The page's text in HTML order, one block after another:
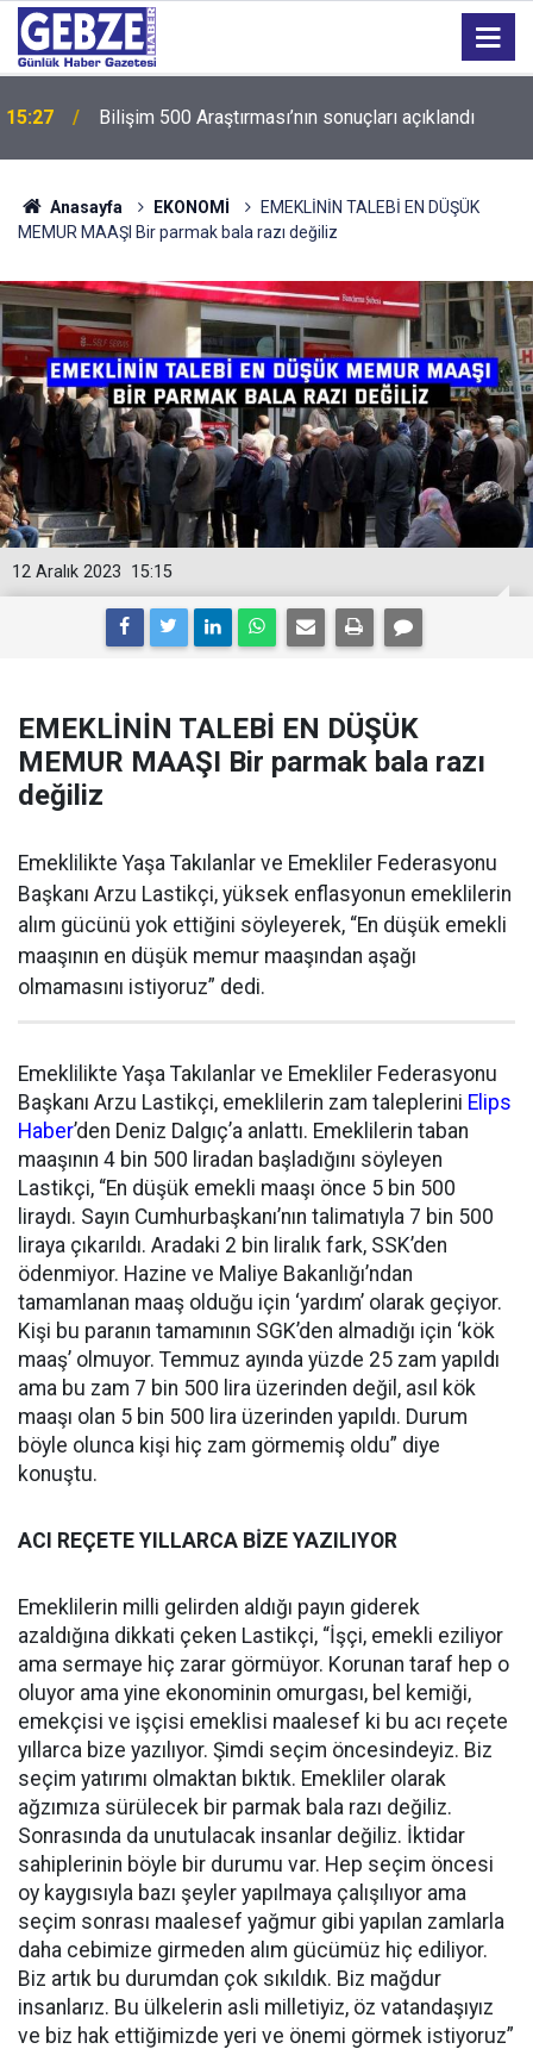
15:27 Bilişim 500 Araştırması’nın sonuçları açıklandı
Anasayfa EKONOMİ
EMEKLİNİN TALEBİ EN DÜŞÜK
MEMUR MAAŞI Bir parmak bala razı değiliz
15:15
12 Aralık 2023
EMEKLİNİN TALEBİ EN DÜŞÜK
MEMUR MAAŞI Bir parmak bala razı
değiliz
Emeklilikte Yaşa Takılanlar ve Emekliler Federasyonu
Başkanı Arzu Lastikçi, yüksek enflasyonun emeklilerin
alım gücünü yok ettiğini söyleyerek, “En düşük emekli
maaşının en düşük memur maaşından aşağı
olmamasını istiyoruz” dedi.
Emeklilikte Yaşa Takılanlar ve Emekliler Federasyonu
Başkanı Arzu Lastikçi, emeklilerin zam taleplerini Elips
Haber’den Deniz Dalgıç’a anlattı. Emeklilerin taban
maaşının 4 bin 500 liradan başladığını söyleyen
Lastikçi, “En düşük emekli maaşı önce 5 bin 500
liraydı. Sayın Cumhurbaşkanı’nın talimatıyla 7 bin 500
liraya çıkarıldı. Aradaki 2 bin liralık fark, SSK’den
ödenmiyor. Hazine ve Maliye Bakanlığı’ndan
tamamlanan maaş olduğu için ‘yardım’ olarak geçiyor.
Kişi bu paranın tamamının SGK’den almadığı için ‘kök
maaş’ olmuyor. Temmuz ayında yüzde 25 zam yapıldı
ama bu zam 7 bin 500 lira üzerinden değil, asıl kök
maaşı olan 5 bin 500 lira üzerinden yapıldı. Durum
böyle olunca kişi hiç zam görmemiş oldu” diye
konuştu.
ACI REÇETE YILLARCA BİZE YAZILIYOR
Emeklilerin milli gelirden aldığı payın giderek
azaldığına dikkati çeken Lastikçi, “İşçi, emekli eziliyor
ama sermaye hiç zarar görmüyor. Korunan taraf hep o
oluyor ama yine ekonominin omurgası, bel kemiği,
emekçisi ve işçisi emeklisi maalesef ki bu acı reçete
yıllarca bize yazılıyor. Şimdi seçim öncesindeyiz. Biz
seçim yatırımı olmaktan bıktık. Emekliler olarak
ağzımıza sürülecek bir parmak bala razı değiliz.
Sonrasında da unutulacak insanlar değiliz. İktidar
sahiplerinin böyle bir durumu var. Hep seçim öncesi
oy kaygısıyla bazı şeyler yapılmaya çalışılıyor ama
seçim sonrası maalesef yağmur gibi yapılan zamlarla
daha cebimize girmeden alım gücümüz hiç ediliyor.
Biz artık bu durumdan çok sıkıldık. Biz mağdur
insanlarız. Bu ülkelerin asli milletiyiz, öz vatandaşıyız
ve biz hak ettiğimizde yeri ve önemi görmek istiyoruz”